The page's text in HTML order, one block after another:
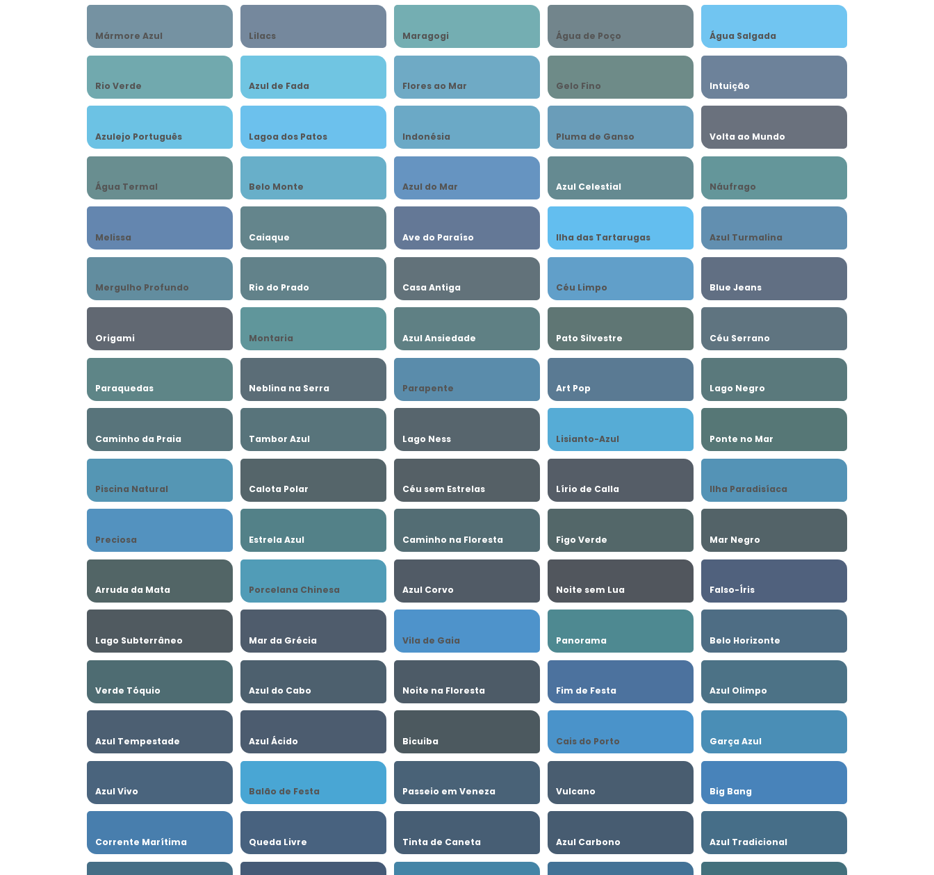
Mármore Azul Lilacs Maragogi Água de Poço Água Salgada
Rio Verde Azul de Fada Flores ao Mar Gelo Fino Intuição
Azulejo Português Lagoa dos Patos Indonésia Pluma de Ganso Volta ao Mundo
Água Termal Belo Monte Azul do Mar Azul Celestial Náufrago
Melissa Caiaque Ave do Paraíso Ilha das Tartarugas Azul Turmalina
Mergulho Profundo Rio do Prado Casa Antiga Céu Limpo Blue Jeans
Origami Montaria Azul Ansiedade Pato Silvestre Céu Serrano
Paraquedas Neblina na Serra Parapente Art Pop Lago Negro
Caminho da Praia Tambor Azul Lago Ness Lisianto-Azul Ponte no Mar
Piscina Natural Calota Polar Céu sem Estrelas Lírio de Calla Ilha Paradisíaca
Preciosa Estrela Azul Caminho na Floresta Figo Verde Mar Negro
Arruda da Mata Porcelana Chinesa Azul Corvo Noite sem Lua Falso-Íris
Lago Subterrâneo Mar da Grécia Vila de Gaia Panorama Belo Horizonte
Verde Tóquio Azul do Cabo Noite na Floresta Fim de Festa Azul Olimpo
Azul Tempestade Azul Ácido Bicuiba Cais do Porto Garça Azul
Azul Vivo Balão de Festa Passeio em Veneza Vulcano Big Bang
Corrente Marítima Queda Livre Tinta de Caneta Azul Carbono Azul Tradicional